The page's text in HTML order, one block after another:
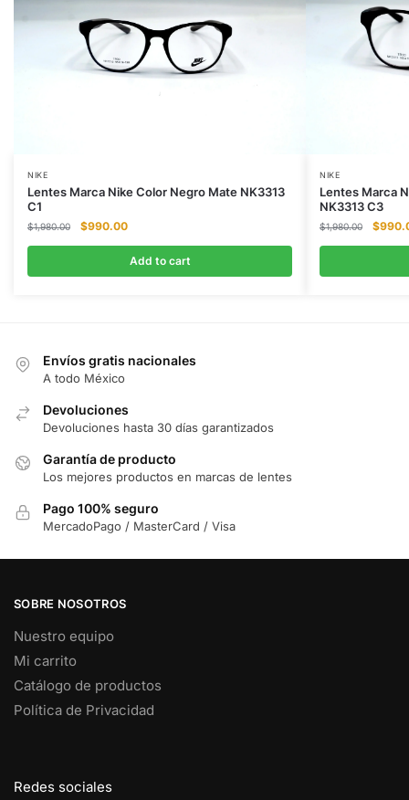
NIKE
Lentes Marca Nike Color Negro Mate NK3313
C1
$1,980.00
Original
$1,980.00.
$990.00Current
is:
$990.00.
Add to cart
NIKE
Lentes Marca
NK3313 C3
$1,980.00 $
Envíos gratis nacionales
A todo México
Devoluciones
Devoluciones hasta 30 días garantizados
Garantía de producto
Los mejores productos en marcas de lentes
Pago 100% seguro
MercadoPago / MasterCard / Visa
SOBRE NOSOTROS
Nuestro equipo
Mi carrito
Catálogo de productos
Política de Privacidad
Redes sociales